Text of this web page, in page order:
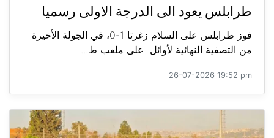
طرابلس يعود الى الدرجة الاولى رسميا
فوز طرابلس على السلام زغرتا 1-0، في الجولة الأخيرة
من التصفية النهائية لأوائل على ملعب ط...
26-07-2026 19:52 pm